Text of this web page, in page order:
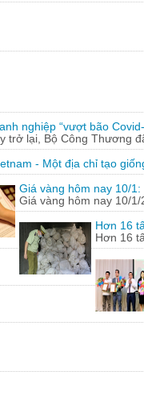
nghiệp “vượt bão
trở lại, Bộ Công Thương
- Một địa chỉ tạo
Giá vàng hôm nay 10/
Giá vàng hôm nay 10/
Hơn 16
Hơn 16